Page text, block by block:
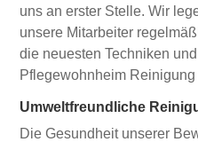
uns an erster Stelle. Wir
unsere Mitarbeiter
die neuesten Techniken
Pflegewohnheim
Umweltfreundliche
Die Gesundheit unserer